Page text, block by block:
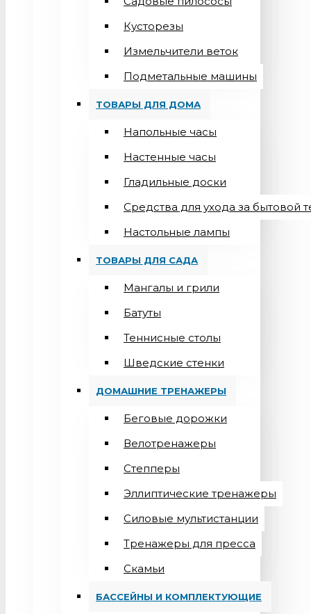
Кусторезы
Измельчители веток
Подметальные машины
ТОВАРЫ ДЛЯ ДОМА
Напольные часы
Настенные часы
Гладильные доски
Средства для ухода за бытовой
Настольные лампы
ТОВАРЫ ДЛЯ САДА
Мангалы и грили
Батуты
Теннисные столы
Шведские стенки
ДОМАШНИЕ ТРЕНАЖЕРЫ
Беговые дорожки
Велотренажеры
Степперы
Эллиптические тренажеры
Силовые мультистанции
Тренажеры для пресса
Скамьи
БАССЕЙНЫ И КОМПЛЕКТУЮЩИЕ